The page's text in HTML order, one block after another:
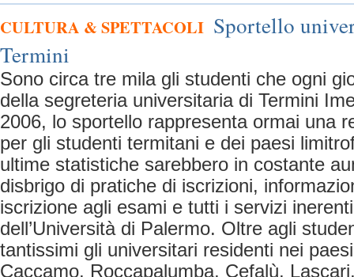
CULTURA & SPETTACOLI Sportello
Termini
Sono circa tre mila gli studenti che ogni
della segreteria universitaria di Termini
2006, lo sportello rappresenta ormai una
per gli studenti termitani e dei paesi
ultime statistiche sarebbero in costante
disbrigo di pratiche di iscrizioni,
iscrizione agli esami e tutti i servizi
dell’Università di Palermo. Oltre agli
tantissimi gli universitari residenti nei
Caccamo, Roccapalumba, Cefalù,